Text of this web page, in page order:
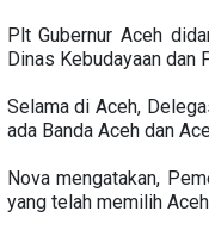
Plt Gubernur Aceh
Dinas Kebudayaan dan
Selama di Aceh,
ada Banda Aceh dan
Nova mengatakan,
yang telah memilih